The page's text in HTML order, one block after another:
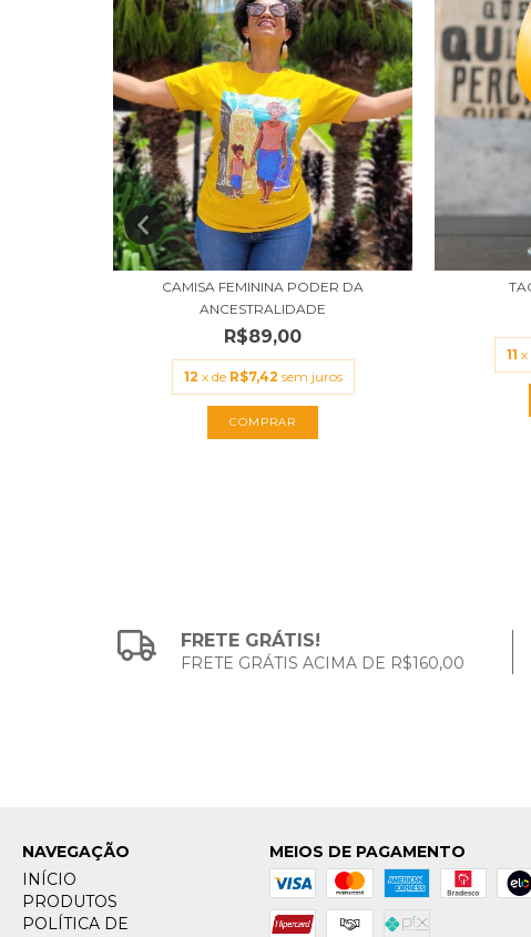
CAMISA FEMININA PODER DA
ANCESTRALIDADE
R$89,00
12 x de R$7,42 sem juros
COMPRAR
11 x
FRETE GRÁTIS!
FRETE GRÁTIS ACIMA DE R$160,00
NAVEGAÇÃO
INÍCIO
PRODUTOS
POLÍTICA DE
MEIOS DE PAGAMENTO